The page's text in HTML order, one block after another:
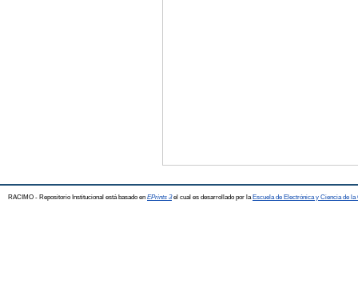
RACIMO - Repositorio Institucional está basado en EPrints 3el cual es desarrollado por la Escuela de Electrónica y Ciencia de la